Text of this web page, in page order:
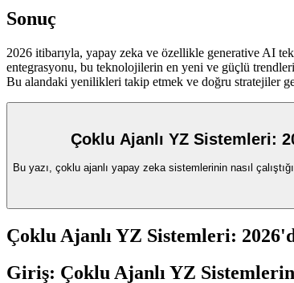
Sonuç
2026 itibarıyla, yapay zeka ve özellikle generative AI
entegrasyonu, bu teknolojilerin en yeni ve güçlü
Bu alandaki yenilikleri takip etmek ve doğru stratejiler
Çoklu Ajanlı YZ Sistemleri:
Bu yazı, çoklu ajanlı yapay zeka sistemlerinin nasıl
Çoklu Ajanlı YZ Sistemleri:
Giriş: Çoklu Ajanlı YZ